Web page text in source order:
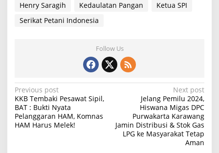
Henry Saragih Kedaulatan Pangan
Ketua SPI
Serikat Petani Indonesia
Follow Us
P
o
s
Previous post
KKB Tembaki Pesawat Sipil,
BAT : Bukti Nyata
Pelanggaran HAM, Komnas
HAM Harus Melek!
Next post
Jelang Pemilu 2024,
Hiswana Migas DPC
Purwakarta Karawang
Jamin Distribusi & Stok Gas
LPG ke Masyarakat Tetap
Aman